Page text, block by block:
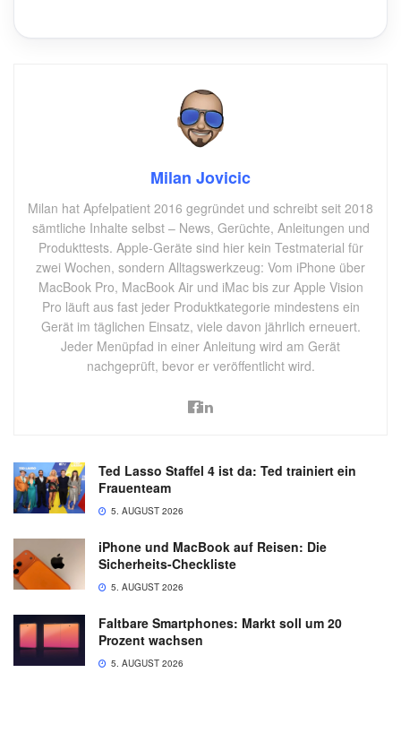
Milan Jovicic
Milan hat Apfelpatient 2016 gegründet und schreibt seit 2018
sämtliche Inhalte selbst – News, Gerüchte, Anleitungen und
Produkttests. Apple-Geräte sind hier kein Testmaterial für
zwei Wochen, sondern Alltagswerkzeug: Vom iPhone über
MacBook Pro, MacBook Air und iMac bis zur Apple Vision
Pro läuft aus fast jeder Produktkategorie mindestens ein
Gerät im täglichen Einsatz, viele davon jährlich erneuert.
Jeder Menüpfad in einer Anleitung wird am Gerät
nachgeprüft, bevor er veröffentlicht wird.
Ted Lasso Staffel 4 ist da: Ted trainiert ein
Frauenteam
5. AUGUST 2026
iPhone und MacBook auf Reisen: Die
Sicherheits-Checkliste
5. AUGUST 2026
Faltbare Smartphones: Markt soll um 20
Prozent wachsen
5. AUGUST 2026